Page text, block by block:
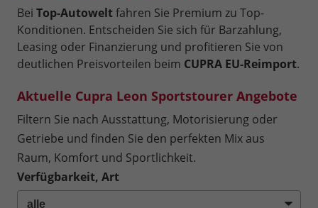
Bei Top-Autoweltfahren Sie Premium zu Top-
Konditionen. Entscheiden Sie sich für Barzahlung,
Leasing oder Finanzierung und profitieren Sie von
deutlichen Preisvorteilen beim CUPRA EU-Reimport.
Aktuelle Cupra Leon Sportstourer Angebote
Filtern Sie nach Ausstattung, Motorisierung oder
Getriebe und finden Sie den perfekten Mix aus
Raum, Komfort und Sportlichkeit.
Verfügbarkeit, Art